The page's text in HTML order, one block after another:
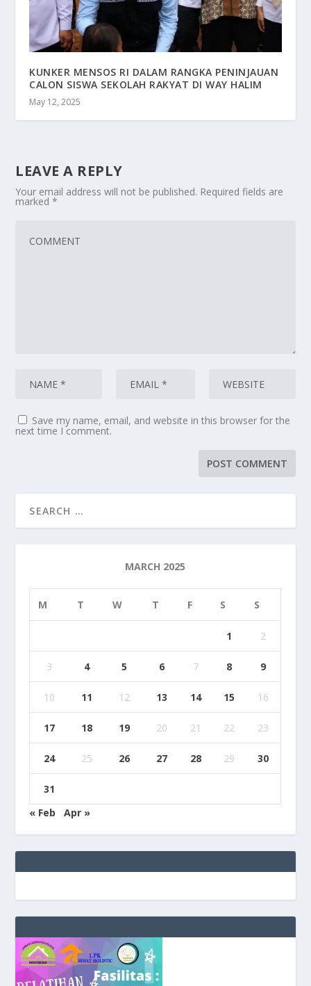
KUNKER MENSOS RI DALAM RANGKA PENINJAUAN
CALON SISWA SEKOLAH RAKYAT DI WAY HALIM
May 12, 2025
LEAVE A REPLY
Your email address will not be published. Required fields are
marked*
Save my name, email, and website in this browser for the
next time I comment.
MARCH 2025
M T W T F S S
1 2
3 4 5 6 7 8 9
10 11 12 13 14 15 16
17 18 19 20 21 22 23
24 25 26 27 28 29 30
31
« Feb
Apr »
b
9
9
c